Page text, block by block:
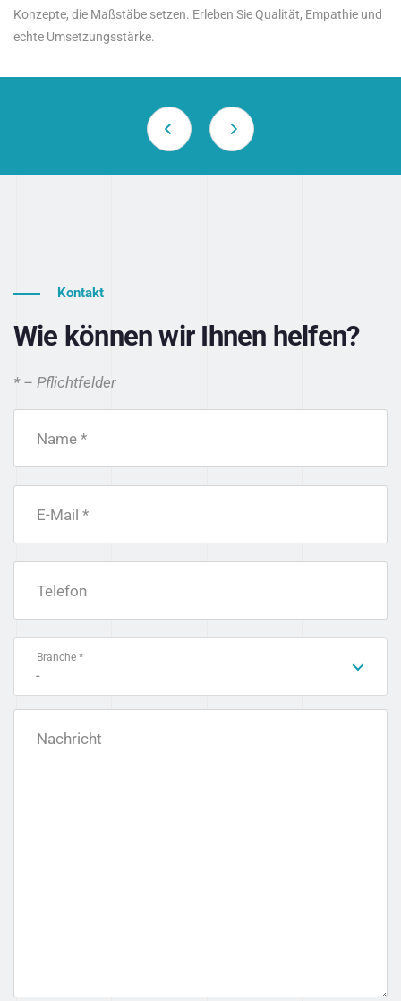
Konzepte, die Maßstäbe setzen. Erleben Sie Qualität, Empathie und
echte Umsetzungsstärke.
Kontakt
Wie können wir Ihnen helfen?
* – Pflichtfelder
Name *
E-Mail *
Telefon
Branche *
-
Nachricht